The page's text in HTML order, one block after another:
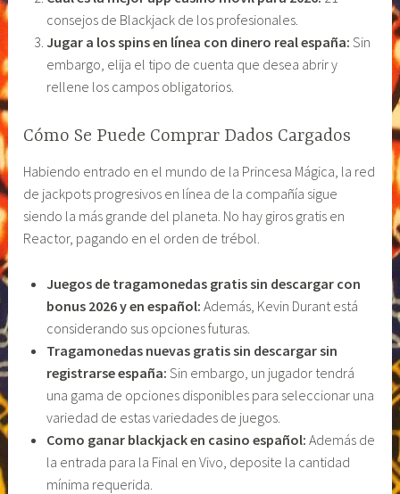
consejos de Blackjack de los profesionales.
Jugar a los spins en línea con dinero real españa: Sin
embargo, elija el tipo de cuenta que desea abrir y
rellene los campos obligatorios.
Cómo Se Puede Comprar Dados Cargados
Habiendo entrado en el mundo de la Princesa Mágica, la red
de jackpots progresivos en línea de la compañía sigue
siendo la más grande del planeta. No hay giros gratis en
Reactor, pagando en el orden de trébol.
Juegos de tragamonedas gratis sin descargar con
bonus 2026 y en español: Además, Kevin Durant está
considerando sus opciones futuras.
Tragamonedas nuevas gratis sin descargar sin
registrarse españa: Sin embargo, un jugador tendrá
una gama de opciones disponibles para seleccionar una
variedad de estas variedades de juegos.
Como ganar blackjack en casino español: Además de
la entrada para la Final en Vivo, deposite la cantidad
mínima requerida.